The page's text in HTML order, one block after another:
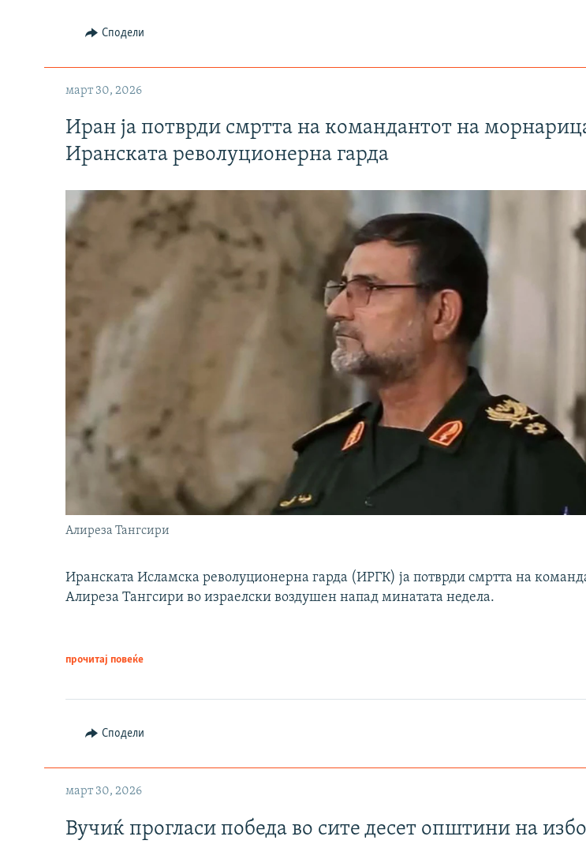
Сподели
март 30, 2026
Иран ја потврди смртта на командантот на
Иранската револуционерна гарда
Алиреза Тангсири
Иранската Исламска револуционерна гарда (ИРГК) ја потврди смртта на
Алиреза Тангсири во израелски воздушен напад минатата недела.
прочитај повеќе
Сподели
март 30, 2026
Вучиќ прогласи победа во сите десет општини на